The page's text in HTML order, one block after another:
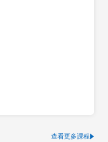
查看更多課程